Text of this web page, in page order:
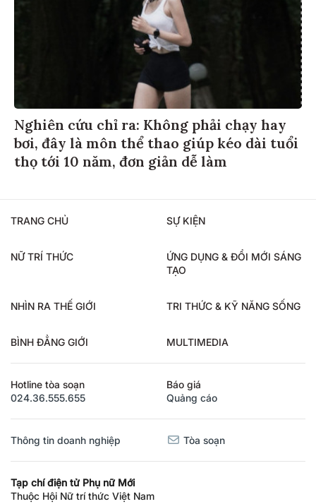
Nghiên cứu chỉ ra: Không phải chạy hay
bơi, đây là môn thể thao giúp kéo dài tuổi
thọ tới 10 năm, đơn giản dễ làm
TRANG CHỦ SỰ KIỆN
NỮ TRÍ THỨC
ỨNG DỤNG & ĐỔI MỚI SÁNG
TẠO
NHÌN RA THẾ GIỚI TRI THỨC & KỸ NĂNG SỐNG
BÌNH ĐẲNG GIỚI MULTIMEDIA
Hotline tòa soạn
024.36.555.655
Báo giá
Quảng cáo
Thông tin doanh nghiệp Tòa soạn
Tạp chí điện tử Phụ nữ Mới
Thuộc Hội Nữ trí thức Việt Nam